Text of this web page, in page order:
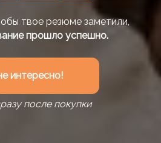
твое резюме заметили,
прошло успешно.
интересно!
после покупки